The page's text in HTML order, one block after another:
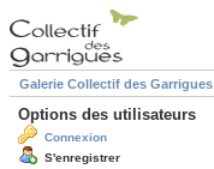
Galerie Collectif des Garrigues
Options des utilisateurs
Connexion
S'enregistrer